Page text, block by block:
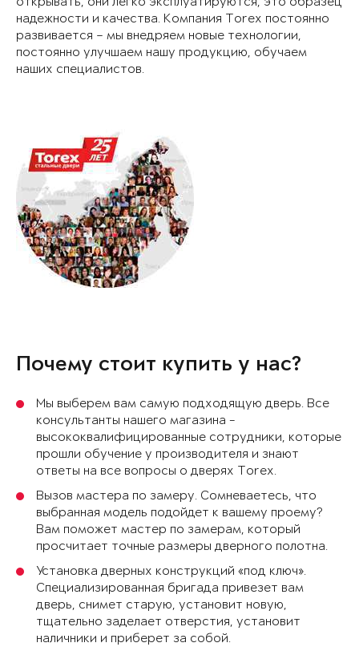
надежности и качества. Компания Torex постоянно
развивается – мы внедряем новые технологии,
постоянно улучшаем нашу продукцию, обучаем
наших специалистов.
Почему стоит купить у нас?
Мы выберем вам самую подходящую дверь. Все
консультанты нашего магазина -
высококвалифицированные сотрудники, которые
прошли обучение у производителя и знают
ответы на все вопросы о дверях Torex.
Вызов мастера по замеру. Сомневаетесь, что
выбранная модель подойдет к вашему проему?
Вам поможет мастер по замерам, который
просчитает точные размеры дверного полотна.
Установка дверных конструкций «под ключ».
Специализированная бригада привезет вам
дверь, снимет старую, установит новую,
тщательно заделает отверстия, установит
наличники и приберет за собой.